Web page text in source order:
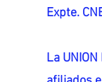
Expte.
La UNION